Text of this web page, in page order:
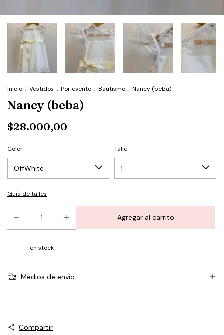
Inicio . Vestidos . Por evento . Bautismo . Nancy (beba)
Nancy (beba)
$28.000,00
Color Talle
Guía de talles
en stock
Medios de envío
Compartir